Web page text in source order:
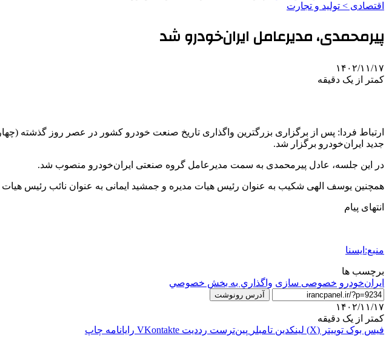
اقتصادی > تولید و تجارت
پیرمحمدی، مدیرعامل ایران‌خودرو شد
۱۴۰۲/۱۱/۱۷
کمتر از یک دقیقه
ارتباط فردا: پس از برگزاری بزرگترین واگذاری تاریخ صنعت خودرو کشور در عصر روز گذشته
جدید ایران‌خودرو برگزار شد.
در این جلسه، عادل پیرمحمدی به سمت مدیرعامل گروه صنعتی ایران‌خودرو منصوب شد.
همچنین یوسف الهی شکیب به عنوان رئیس هیات مدیره و جمشید ایمانی به عنوان نائب رئیس هیات
انتهای پیام
منبع:ایسنا
برچسب ها
ايران‌خودرو خصوصی سازی واگذاري به بخش خصوصي
آدرس رونوشت
۱۴۰۲/۱۱/۱۷
کمتر از یک دقیقه
فیس بوک توییتر (X) لینکدین ‫تامبلر ‫پین‌ترست ‫رددیت ‫VKontakte رایانامه چاپ